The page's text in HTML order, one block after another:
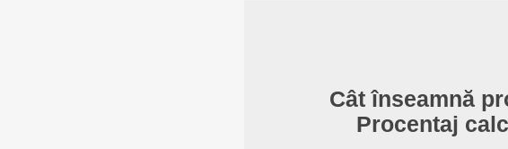
Cât înseamnă
Procentaj